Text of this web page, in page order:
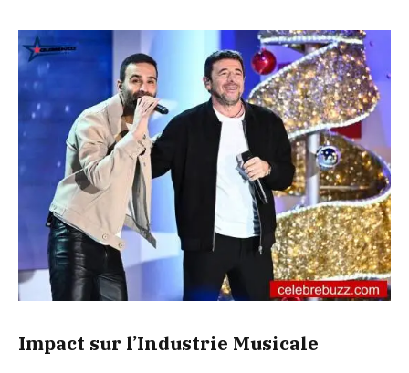
Impact sur l’Industrie Musicale